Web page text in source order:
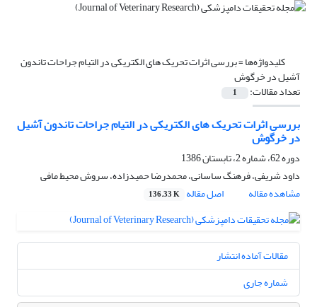
کلیدواژه‌ها =بررسی اثرات تحریک های الکتریکی در التیام جراحات تاندون
آشیل در خرگوش
تعداد مقالات: 1
بررسی اثرات تحریک های الکتریکی در التیام جراحات تاندون آشیل
در خرگوش
دوره 62، شماره 2، تابستان 1386
داود شریفی، فرهنگ ساسانی، محمدرضا حمیدزاده، سروش محیط مافی
مشاهده مقاله
اصل مقاله 136.33 K
مقالات آماده انتشار
شماره جاری